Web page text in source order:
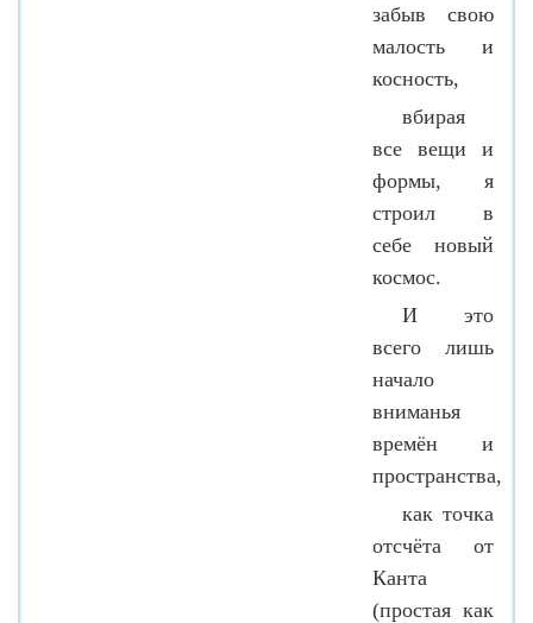
забыв свою
малость и
косность,
вбирая
все вещи и
формы, я
строил в
себе новый
космос.
И это
всего лишь
начало
вниманья
времён и
пространства,
как точка
отсчёта от
Канта
(простая как